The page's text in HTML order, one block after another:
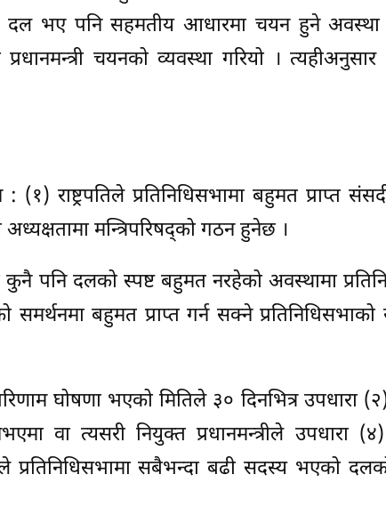
दल भए पनि सहमतीय आधारमा चयन हुने
चयनको व्यवस्था गरियो ।
(१) राष्ट्रपतिले प्रतिनिधिसभामा बहुमत प्राप्त
अध्यक्षतामा मन्त्रिपरिषद्को गठन हुनेछ ।
पनि दलको स्पष्ट बहुमत नरहेको अवस्थामा
समर्थनमा बहुमत प्राप्त गर्न सक्ने
घोषणा भएको मितिले ३० दिनभित्र उपधारा
वा त्यसरी नियुक्त प्रधानमन्त्रीले उपधारा
प्रतिनिधिसभामा सबैभन्दा बढी सदस्य भएको